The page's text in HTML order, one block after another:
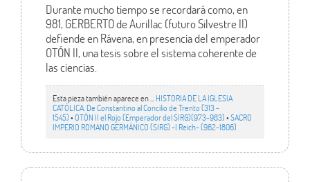
Durante mucho tiempo se recordará como, en
981, GERBERTO de Aurillac (futuro Silvestre II)
defiende en Rávena, en presencia del emperador
OTÓN II, una tesis sobre el sistema coherente de
las ciencias.
Esta pieza también aparece en ... HISTORIA DE LA IGLESIA
CATÓLICA. De Constantino al Concilio de Trento (313 -
1545)•OTÓN II el Rojo (Emperador del SIRG)(973-983)•SACRO
IMPERIO ROMANO GERMÁNICO (SIRG) -I Reich- (962-1806)